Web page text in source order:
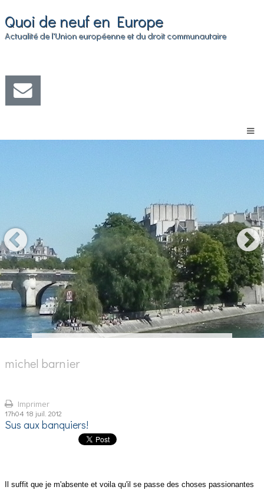
Quoi de neuf en Europe
Actualité de l'Union européenne et du droit communautaire
michel barnier
Imprimer
17h04 18 juil. 2012
Sus aux banquiers!
Il suffit que je m'absente et voila qu'il se passe des choses passionantes